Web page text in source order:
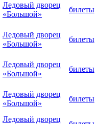
Ледовый дворец
«Большой»
билеты
Ледовый дворец
«Большой»
билеты
Ледовый дворец
«Большой»
билеты
Ледовый дворец
«Большой»
билеты
Ледовый дворец